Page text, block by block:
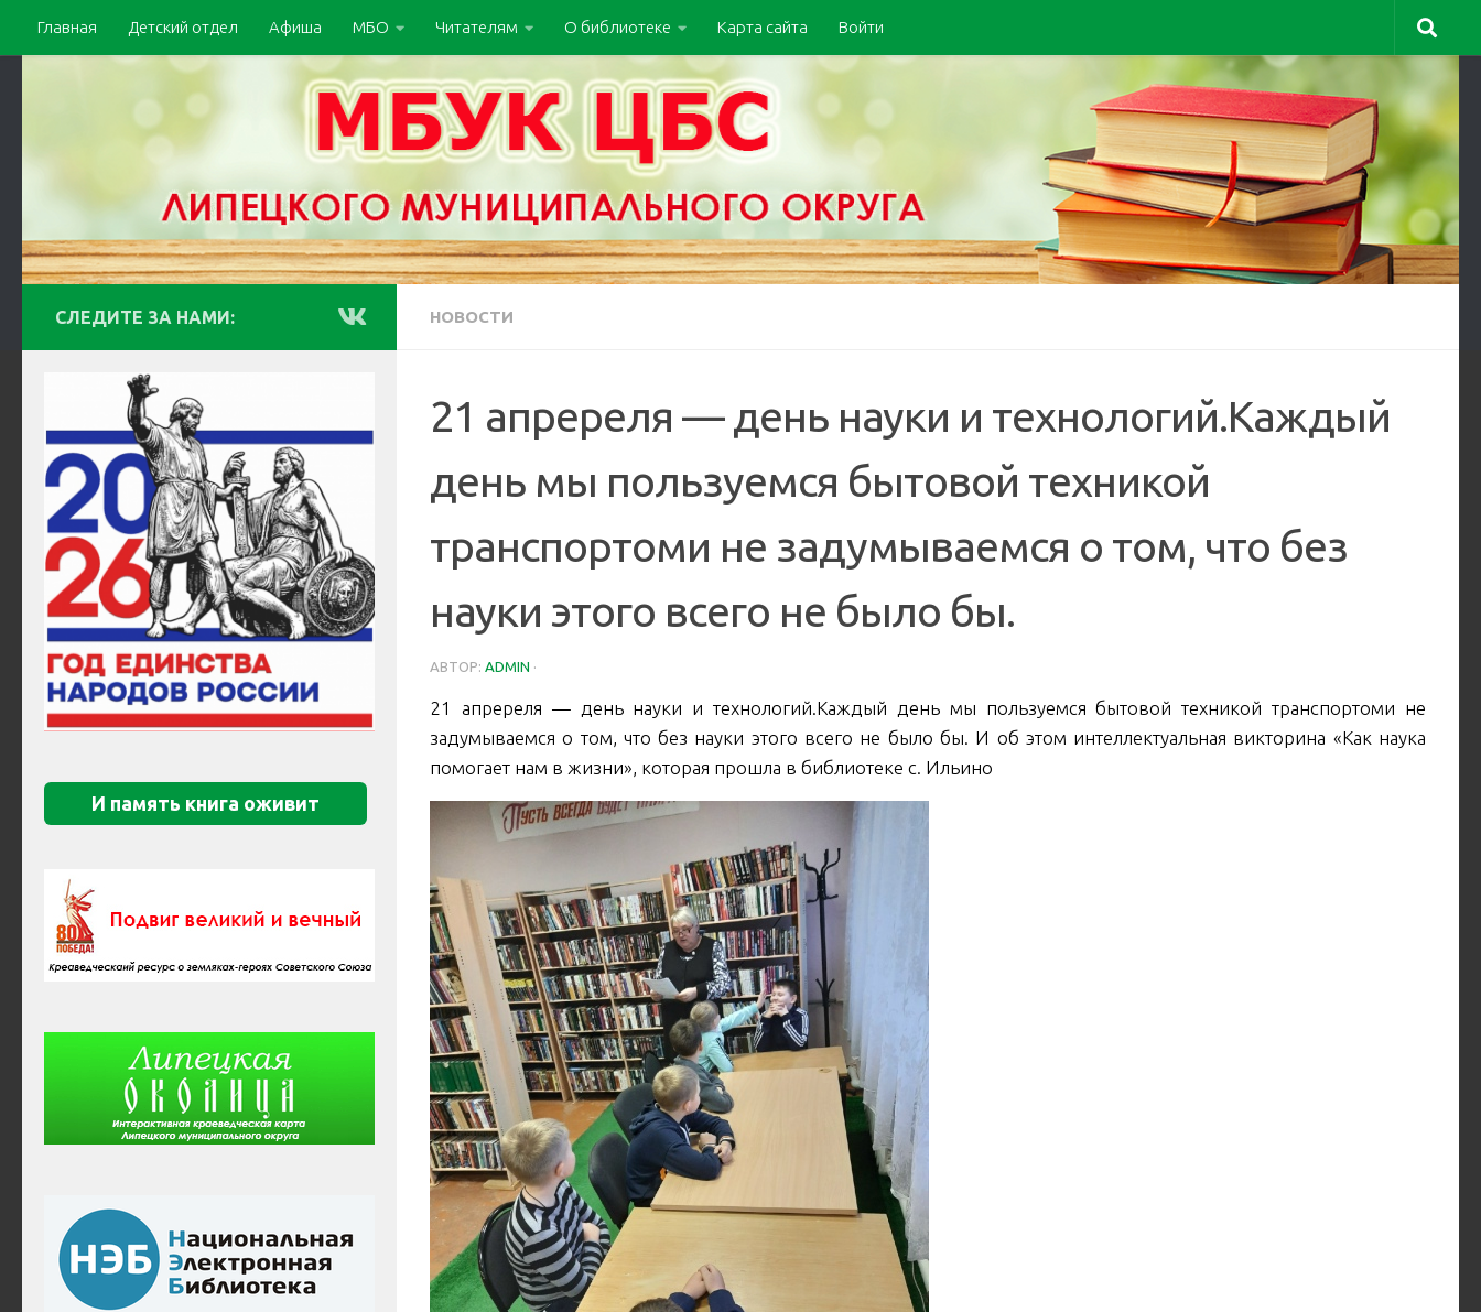
Главная Детский отдел Афиша МБО Читателям О библиотеке Карта сайта Войти
НОВОСТИ
21 апререля — день науки и технологий.Каждый
день мы пользуемся бытовой техникой
транспортоми не задумываемся о том, что без
науки этого всего не было бы.
АВТОР: ADMIN ·
21 апререля — день науки и технологий.Каждый день мы пользуемся бытовой техникой транспортоми не
задумываемся о том, что без науки этого всего не было бы. И об этом интеллектуальная викторина «Как наука
помогает нам в жизни», которая прошла в библиотеке с. Ильино
СЛЕДИТЕ ЗА НАМИ:
И память книга оживит